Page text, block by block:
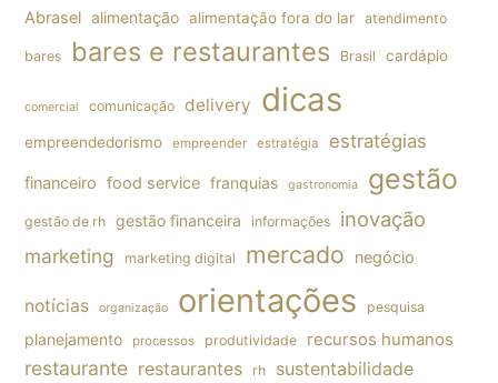
Abrasel alimentação alimentação fora do lar atendimento
bares bares e restaurantes Brasil cardápio
comercial comunicação delivery dicas
empreendedorismo empreender estratégia estratégias
financeiro food service franquias gastronomia gestão
gestão de rh gestão financeira informações inovação
marketing marketing digital mercado negócio
notícias organização orientações pesquisa
planejamento processos produtividade recursos humanos
restaurante restaurantes rh sustentabilidade